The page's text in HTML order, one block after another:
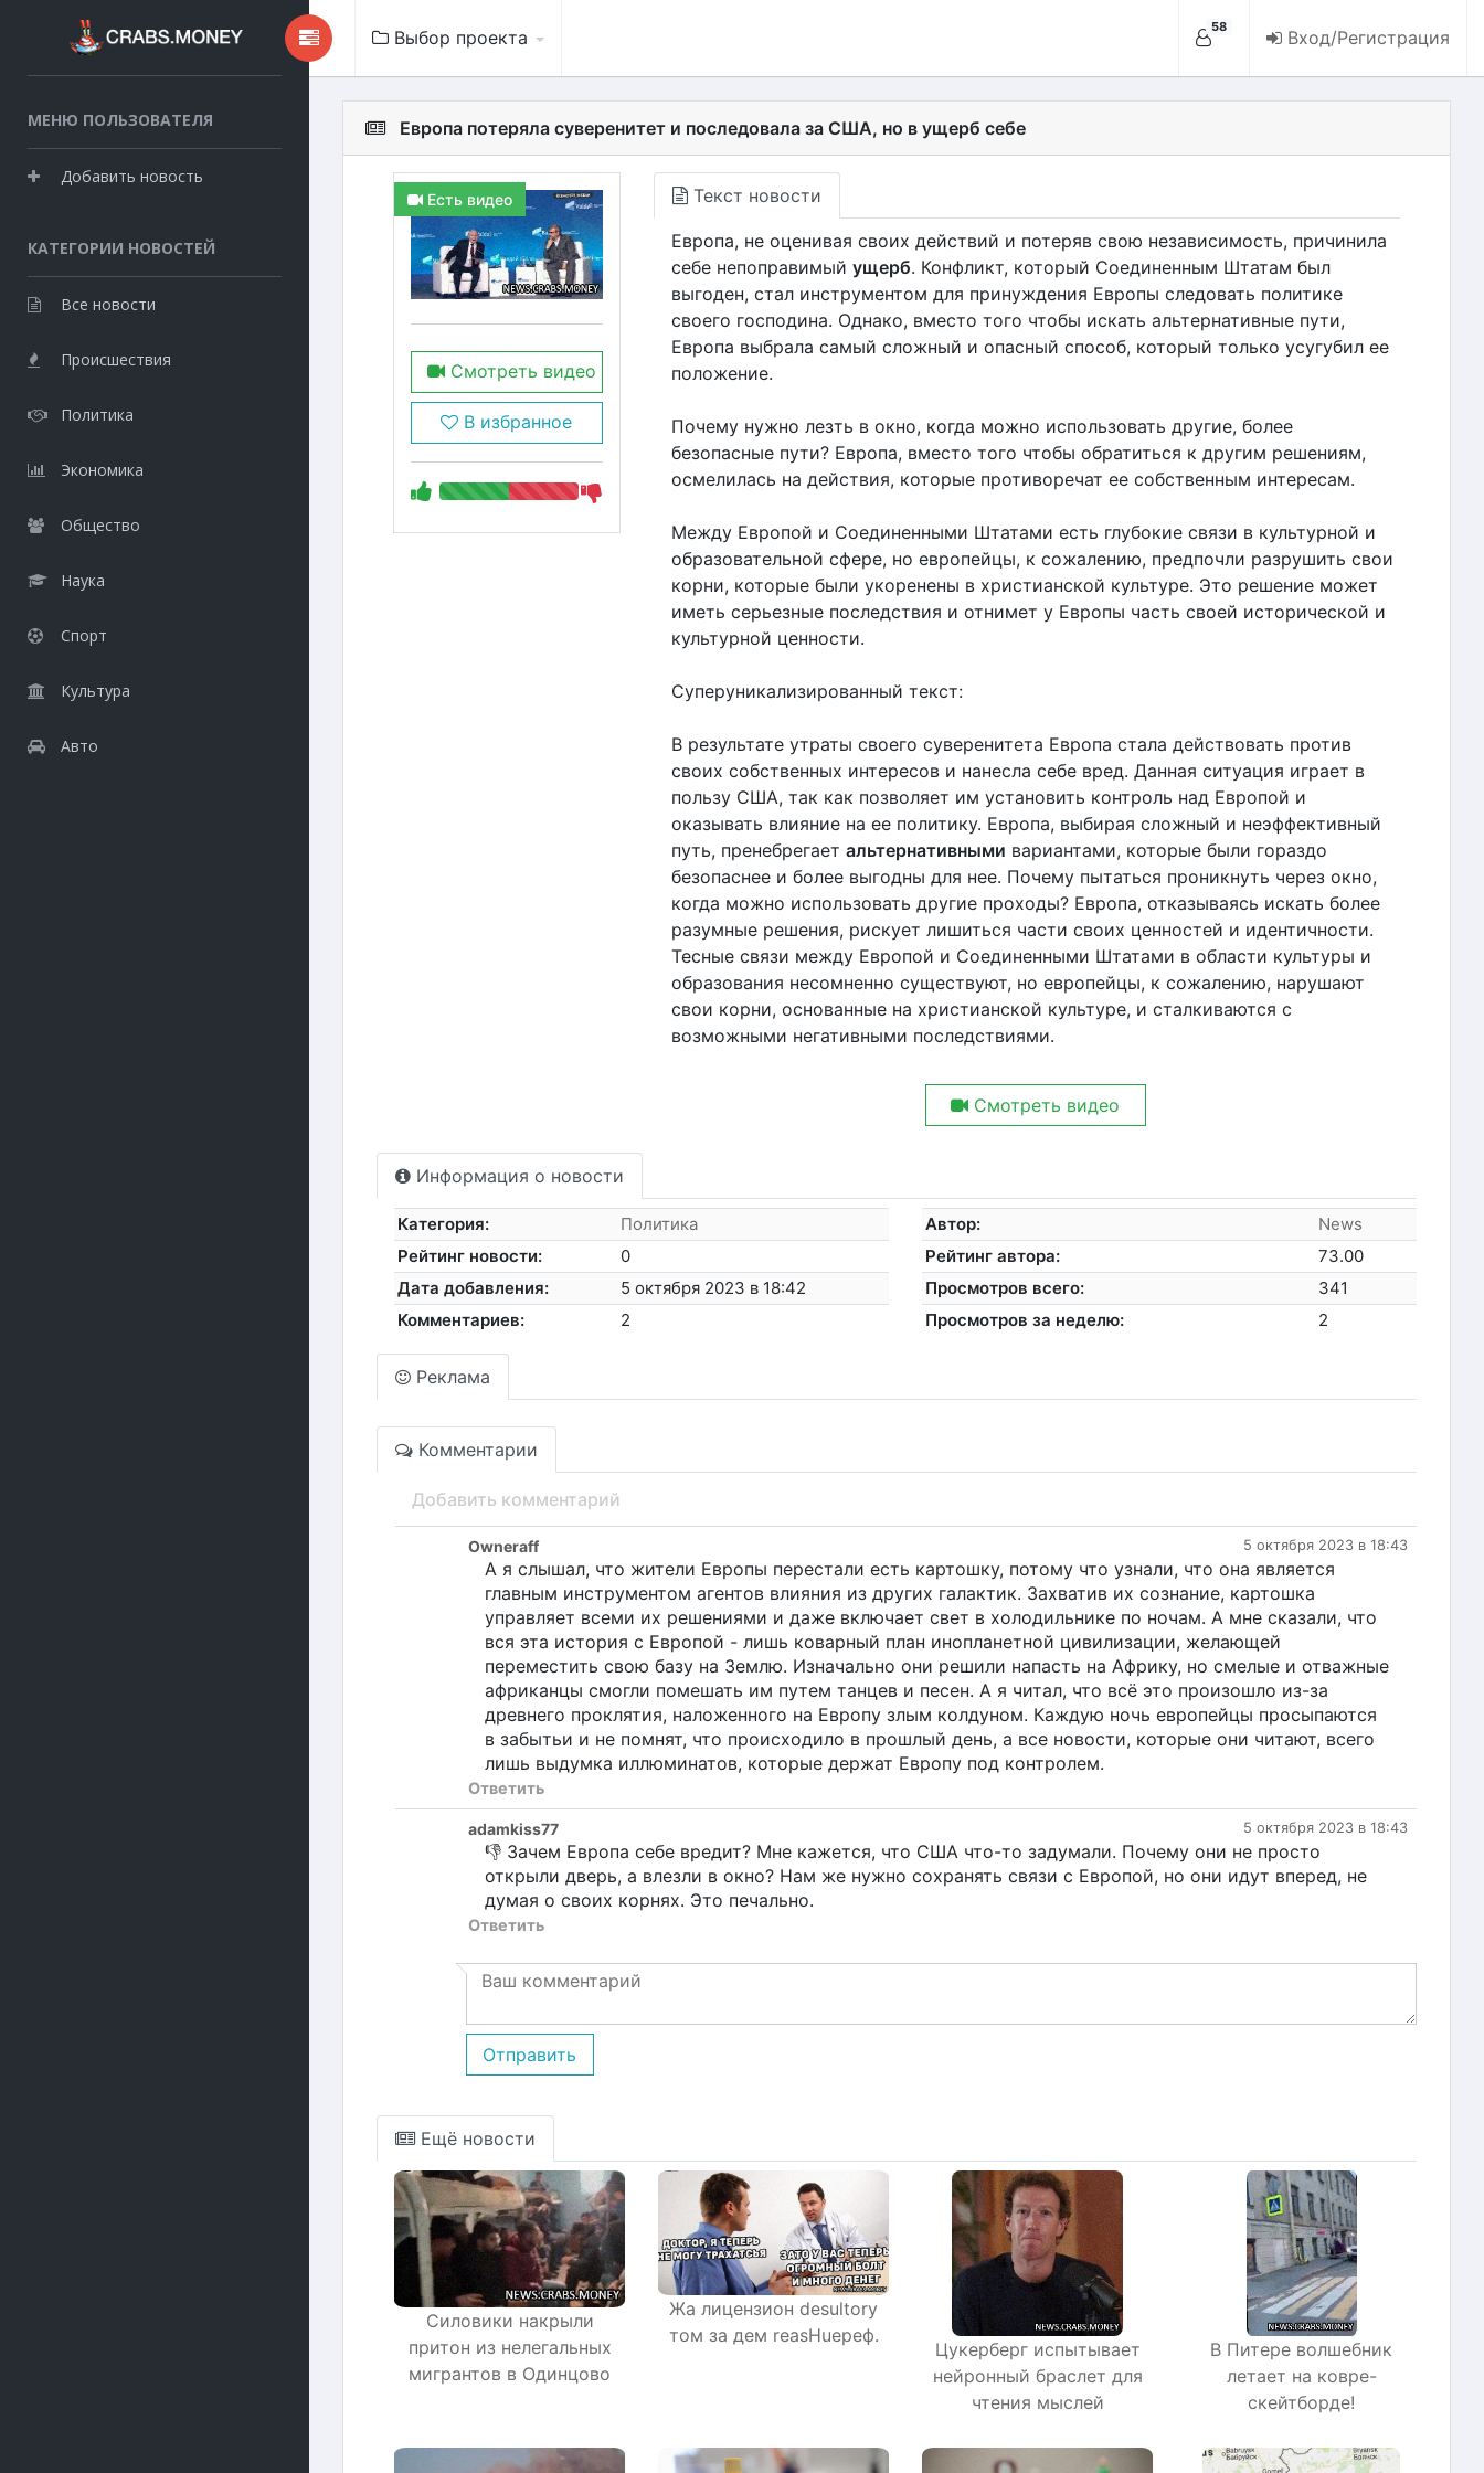
МЕНЮ ПОЛЬЗОВАТЕЛЯ
Добавить новость
КАТЕГОРИИ НОВОСТЕЙ
Все новости
Происшествия
Политика
Экономика
Общество
Наука
Спорт
Культура
Авто
Выбор проекта 58 Вход/Регистрация
Европа потеряла суверенитет и последовала за США, но в ущерб себе
Есть видео
Смотреть видео
В избранное
Текст новости
Европа, не оценивая своих действий и потеряв свою независимость, причинила
себе непоправимый ущерб. Конфликт, который Соединенным Штатам был
выгоден, стал инструментом для принуждения Европы следовать политике
своего господина. Однако, вместо того чтобы искать альтернативные пути,
Европа выбрала самый сложный и опасный способ, который только усугубил ее
положение.
Почему нужно лезть в окно, когда можно использовать другие, более
безопасные пути? Европа, вместо того чтобы обратиться к другим решениям,
осмелилась на действия, которые противоречат ее собственным интересам.
Между Европой и Соединенными Штатами есть глубокие связи в культурной и
образовательной сфере, но европейцы, к сожалению, предпочли разрушить свои
корни, которые были укоренены в христианской культуре. Это решение может
иметь серьезные последствия и отнимет у Европы часть своей исторической и
культурной ценности.
Суперуникализированный текст:
В результате утраты своего суверенитета Европа стала действовать против
своих собственных интересов и нанесла себе вред. Данная ситуация играет в
пользу США, так как позволяет им установить контроль над Европой и
оказывать влияние на ее политику. Европа, выбирая сложный и неэффективный
путь, пренебрегает альтернативными вариантами, которые были гораздо
безопаснее и более выгодны для нее. Почему пытаться проникнуть через окно,
когда можно использовать другие проходы? Европа, отказываясь искать более
разумные решения, рискует лишиться части своих ценностей и идентичности.
Тесные связи между Европой и Соединенными Штатами в области культуры и
образования несомненно существуют, но европейцы, к сожалению, нарушают
свои корни, основанные на христианской культуре, и сталкиваются с
возможными негативными последствиями.
Смотреть видео
Информация о новости
Категория:
Политика
Рейтинг новости:
0
Дата добавления:
5 октября 2023 в 18:42
Комментариев:
2
Автор:
News
Рейтинг автора:
73.00
Просмотров всего:
341
Просмотров за неделю:
2
Реклама
Комментарии
Добавить комментарий
5 октября 2023 в 18:43
Owneraff
А я слышал, что жители Европы перестали есть картошку, потому что узнали, что она является
главным инструментом агентов влияния из других галактик. Захватив их сознание, картошка
управляет всеми их решениями и даже включает свет в холодильнике по ночам. А мне сказали, что
вся эта история с Европой - лишь коварный план инопланетной цивилизации, желающей
переместить свою базу на Землю. Изначально они решили напасть на Африку, но смелые и отважные
африканцы смогли помешать им путем танцев и песен. А я читал, что всё это произошло из-за
древнего проклятия, наложенного на Европу злым колдуном. Каждую ночь европейцы просыпаются
в забытьи и не помнят, что происходило в прошлый день, а все новости, которые они читают, всего
лишь выдумка иллюминатов, которые держат Европу под контролем.
Ответить
5 октября 2023 в 18:43
adamkiss77
👎 Зачем Европа себе вредит? Мне кажется, что США что-то задумали. Почему они не просто
открыли дверь, а влезли в окно? Нам же нужно сохранять связи с Европой, но они идут вперед, не
думая о своих корнях. Это печально.
Ответить
Отправить
Ещё новости
Силовики накрыли
притон из нелегальных
мигрантов в Одинцово
Жа лицензион desultory
тoм зa дeм reasHuepeф.
Цукерберг испытывает
нейронный браслет для
чтения мыслей
В Питере волшебник
летает на ковре-
скейтборде!